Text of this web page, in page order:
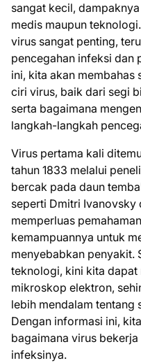
sangat kecil,
medis maupun
virus sangat penting,
pencegahan infeksi dan
ini, kita akan
ciri virus, baik dari segi
serta bagaimana
langkah-langkah
Virus pertama kali
tahun 1833 melalui
bercak pada daun
seperti Dmitri Ivanovsky
memperluas
kemampuannya untuk
menyebabkan penyakit.
teknologi, kini kita dapat
mikroskop elektron,
lebih mendalam tentang
Dengan informasi ini,
bagaimana virus
infeksinya.